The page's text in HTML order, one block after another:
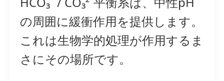
の周囲に緩衝作用を提供します。
これは生物学的処理が作用するま
さにその場所です。